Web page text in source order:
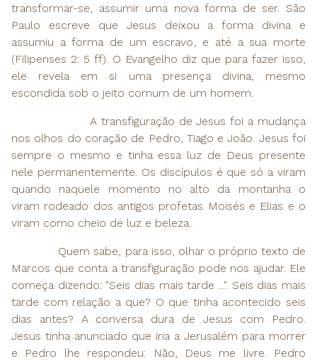
transformar-se, assumir uma nova forma de ser. São
Paulo escreve que Jesus deixou a forma divina e
assumiu a forma de um escravo, e até a sua morte
(Filipenses 2: 5 ff). O Evangelho diz que para fazer isso,
ele revela em si uma presença divina, mesmo
escondida sob o jeito comum de um homem.
A transfiguração de Jesus foi a mudança
nos olhos do coração de Pedro, Tiago e João. Jesus foi
sempre o mesmo e tinha essa luz de Deus presente
nele permanentemente. Os discípulos é que só a viram
quando naquele momento no alto da montanha o
viram rodeado dos antigos profetas Moisés e Elias e o
viram como cheio de luz e beleza.
Quem sabe, para isso, olhar o próprio texto de
Marcos que conta a transfiguração pode nos ajudar. Ele
começa dizendo: "Seis dias mais tarde ...". Seis dias mais
tarde com relação a que? O que tinha acontecido seis
dias antes? A conversa dura de Jesus com Pedro.
Jesus tinha anunciado que iria a Jerusalém para morrer
e Pedro lhe respondeu: Não, Deus me livre. Pedro